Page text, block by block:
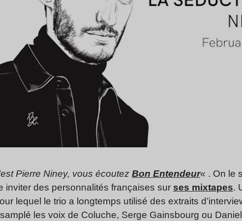
Pierre Niney, vous écoutez Bon Entendeur« . On le
inviter des personnalités françaises sur ses mixtapes.
lequel le trio a longtemps utilisé des extraits
les voix de Coluche, Serge Gainsbourg ou